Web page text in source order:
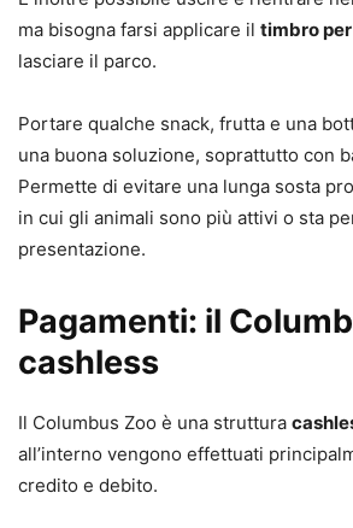
ma bisogna farsi applicare il timbro
lasciare il parco.
Portare qualche snack, frutta e una
una buona soluzione, soprattutto con
Permette di evitare una lunga sosta
in cui gli animali sono più attivi o sta
presentazione.
Pagamenti: il
cashless
Il Columbus Zoo è una struttura
all’interno vengono effettuati
credito e debito.